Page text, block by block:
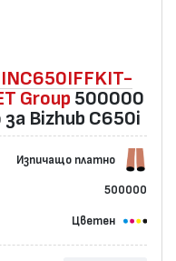
Group 500000
Bizhub C650i
Изпичащо платно
500000
Цветен